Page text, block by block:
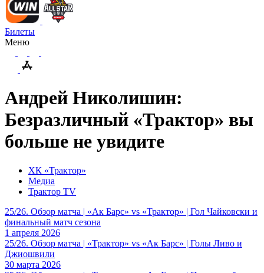
Билеты
Меню
Андрей Николишин:
Безразличный «Трактор» вы
больше не увидите
ХК «Трактор»
Медиа
Трактор TV
25/26. Обзор матча | «Ак Барс» vs «Трактор» | Гол Чайковски и
финальный матч сезона
1 апреля 2026
25/26. Обзор матча | «Трактор» vs «Ак Барс» | Голы Ливо и
Джиошвили
30 марта 2026